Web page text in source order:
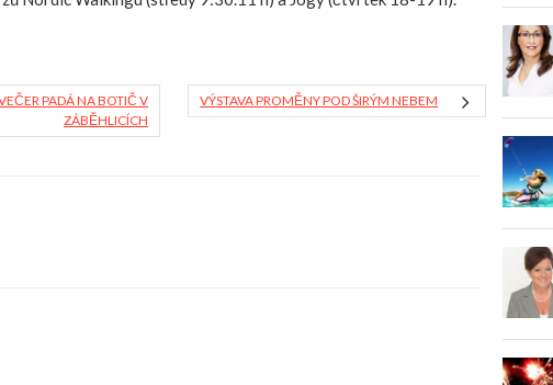
PADÁ NA BOTIČ V
ZÁBĚHLICÍCH
VÝSTAVA PROMĚNY POD ŠIRÝM NEBEM